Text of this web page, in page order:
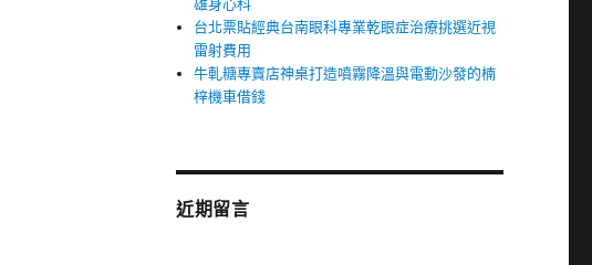
雄身心科
台北票貼經典台南眼科專業乾眼症治療挑選近視
雷射費用
牛軋糖專賣店神桌打造噴霧降溫與電動沙發的楠
梓機車借錢
近期留言